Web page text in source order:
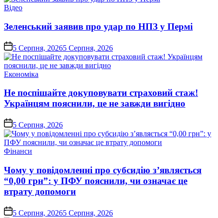
Опублікувати
Відео
Зеленський заявив про удар по НПЗ у Пермі
on 5 Серпня, 20265 Серпня, 2026
Опублікувати
Економіка
Не поспішайте докуповувати страховий стаж!
Українцям пояснили, це не завжди вигідно
on 5 Серпня, 2026
Опублікувати
Фінанси
Чому у повідомленні про субсидію з’являється
“0,00 грн”: у ПФУ пояснили, чи означає це
втрату допомоги
on 5 Серпня, 20265 Серпня, 2026